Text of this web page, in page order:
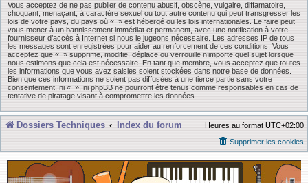
Vous acceptez de ne pas publier de contenu abusif, obscène, vulgaire, diffamatoire,
choquant, menaçant, à caractère sexuel ou tout autre contenu qui peut transgresser les
lois de votre pays, du pays où « » est hébergé ou les lois internationales. Le faire peut
vous mener à un bannissement immédiat et permanent, avec une notification à votre
fournisseur d’accès à Internet si nous le jugeons nécessaire. Les adresses IP de tous
les messages sont enregistrées pour aider au renforcement de ces conditions. Vous
acceptez que « » supprime, modifie, déplace ou verrouille n’importe quel sujet lorsque
nous estimons que cela est nécessaire. En tant que membre, vous acceptez que toutes
les informations que vous avez saisies soient stockées dans notre base de données.
Bien que ces informations ne soient pas diffusées à une tierce partie sans votre
consentement, ni « », ni phpBB ne pourront être tenus comme responsables en cas de
tentative de piratage visant à compromettre les données.
Dossiers Techniques Index du forum Heures au format UTC+02:00
Supprimer les cookies